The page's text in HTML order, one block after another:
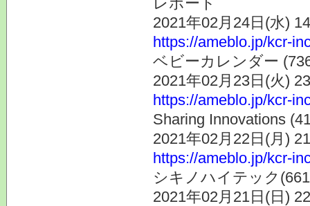
2021年02月24日(水)
https://ameblo.jp/kcr-
ベビーカレンダー
2021年02月23日(火)
https://ameblo.jp/kcr-
Sharing Innovations
2021年02月22日(月)
https://ameblo.jp/kcr-
シキノハイテック
2021年02月21日(日)